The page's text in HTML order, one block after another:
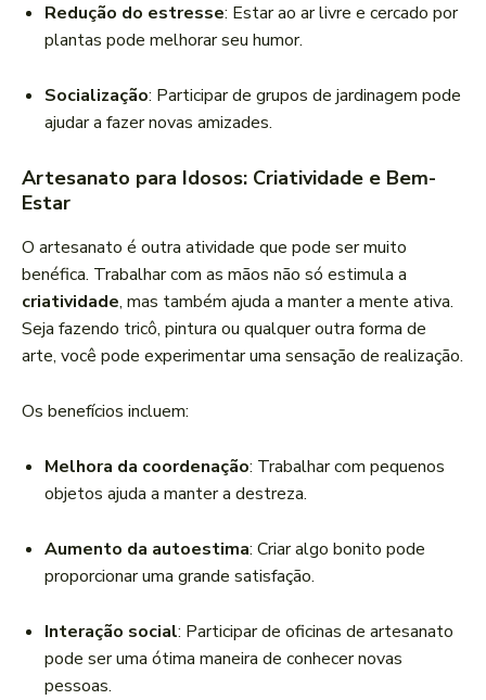
Redução do estresse: Estar ao ar livre e cercado por
plantas pode melhorar seu humor.
Socialização: Participar de grupos de jardinagem pode
ajudar a fazer novas amizades.
Artesanato para Idosos: Criatividade e Bem-
Estar
O artesanato é outra atividade que pode ser muito
benéfica. Trabalhar com as mãos não só estimula a
criatividade, mas também ajuda a manter a mente ativa.
Seja fazendo tricô, pintura ou qualquer outra forma de
arte, você pode experimentar uma sensação de realização.
Os benefícios incluem:
Melhora da coordenação: Trabalhar com pequenos
objetos ajuda a manter a destreza.
Aumento da autoestima: Criar algo bonito pode
proporcionar uma grande satisfação.
Interação social: Participar de oficinas de artesanato
pode ser uma ótima maneira de conhecer novas
pessoas.